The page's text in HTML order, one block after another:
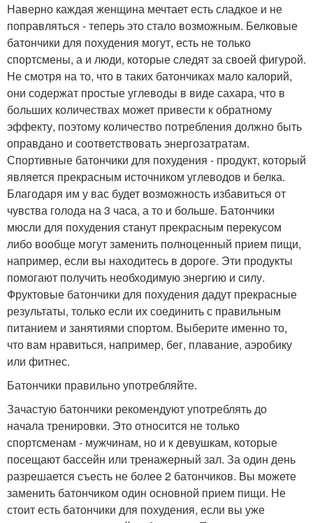
Наверно каждая женщина мечтает есть сладкое и не
поправляться - теперь это стало возможным. Белковые
батончики для похудения могут, есть не только
спортсмены, а и люди, которые следят за своей фигурой.
Не смотря на то, что в таких батончиках мало калорий,
они содержат простые углеводы в виде сахара, что в
больших количествах может привести к обратному
эффекту, поэтому количество потребления должно быть
оправдано и соответствовать энергозатратам.
Спортивные батончики для похудения - продукт, который
является прекрасным источником углеводов и белка.
Благодаря им у вас будет возможность избавиться от
чувства голода на 3 часа, а то и больше. Батончики
мюсли для похудения станут прекрасным перекусом
либо вообще могут заменить полноценный прием пищи,
например, если вы находитесь в дороге. Эти продукты
помогают получить необходимую энергию и силу.
Фруктовые батончики для похудения дадут прекрасные
результаты, только если их соединить с правильным
питанием и занятиями спортом. Выберите именно то,
что вам нравиться, например, бег, плавание, аэробику
или фитнес.
Батончики правильно употребляйте.
Зачастую батончики рекомендуют употреблять до
начала тренировки. Это относится не только
спортсменам - мужчинам, но и к девушкам, которые
посещают бассейн или тренажерный зал. За один день
разрешается съесть не более 2 батончиков. Вы можете
заменить батончиком один основной прием пищи. Не
стоит есть батончики для похудения, если вы уже